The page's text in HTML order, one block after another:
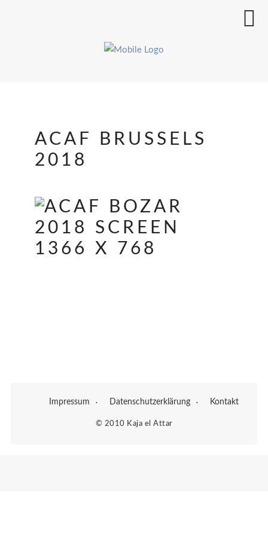
ACAF BRUSSELS
2018
Impressum Datenschutzerklärung Kontakt
© 2010 Kaja el Attar